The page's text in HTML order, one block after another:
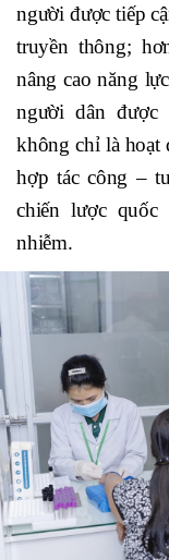
người được tiếp
truyền thông;
nâng cao năng
người dân được
không chỉ là hoạt
hợp tác công –
chiến lược
nhiễm.